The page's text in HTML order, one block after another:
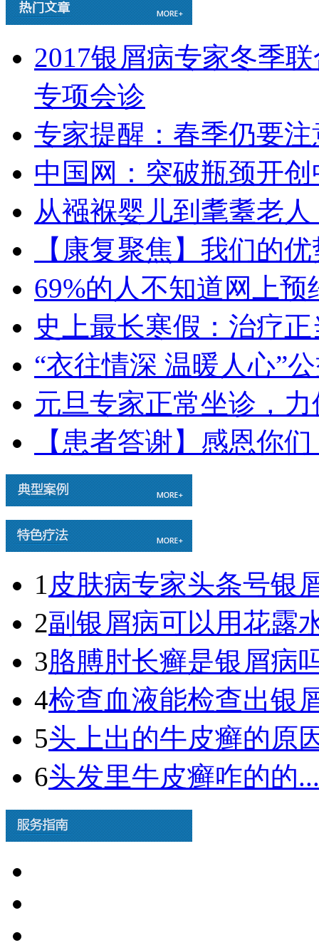
2017银屑病专家冬季
专项会诊
专家提醒：春季仍要
中国网：突破瓶颈开
从襁褓婴儿到耄耋老
【康复聚焦】我们的
69%的人不知道网上
史上最长寒假：治疗
“衣往情深 温暖人心”
元旦专家正常坐诊，力
【患者答谢】感恩你
1 皮肤病专家头条号银
2副银屑病可以用花露
3胳膊肘长癣是银屑病
4检查血液能检查出银
5头上出的牛皮癣的原
6头发里牛皮癣咋的的...